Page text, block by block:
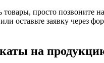
товары, просто позвоните
оставьте заявку через
на